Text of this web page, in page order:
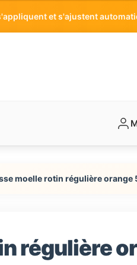
et s'ajustent
moelle rotin régulière orange
régulière